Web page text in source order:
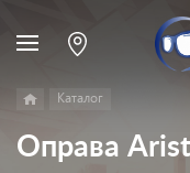
Каталог
Оправа